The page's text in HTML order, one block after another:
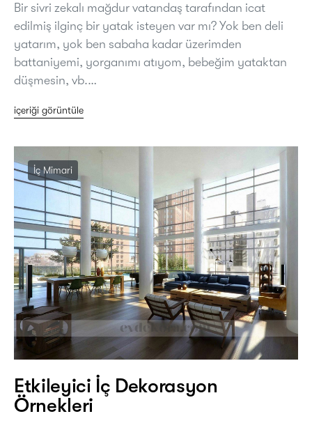
Bir sivri zekalı mağdur vatandaş tarafından icat
edilmiş ilginç bir yatak isteyen var mı? Yok ben deli
yatarım, yok ben sabaha kadar üzerimden
battaniyemi, yorganımı atıyom, bebeğim yataktan
düşmesin, vb.…
içeriği görüntüle
İç Mimari
Etkileyici İç Dekorasyon
Örnekleri